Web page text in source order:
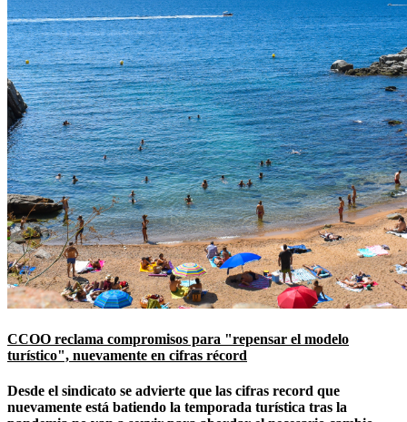
CCOO reclama compromisos para "repensar el modelo
turístico", nuevamente en cifras récord
Desde el sindicato se advierte que las cifras record que
nuevamente está batiendo la temporada turística tras la